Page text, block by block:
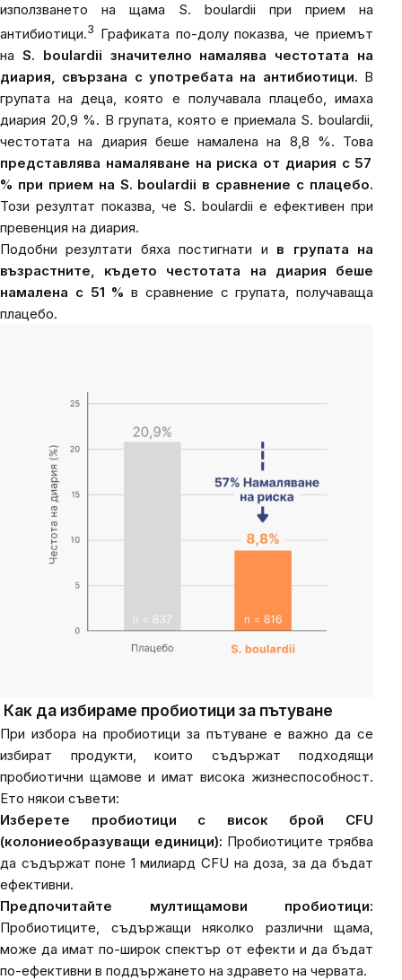
използването на щама S. boulardii при прием на
антибиотици.3 Графиката по-долу показва, че приемът
на S. boulardii значително намалява честотата на
диария, свързана с употребата на антибиотици. В
групата на деца, която е получавала плацебо, имаха
диария 20,9 %. В групата, която е приемала S. boulardii,
честотата на диария беше намалена на 8,8 %. Това
представлява намаляване на риска от диария с 57
% при прием на S. boulardii в сравнение с плацебо.
Този резултат показва, че S. boulardii е ефективен при
превенция на диария.
Подобни резултати бяха постигнати и в групата на
възрастните, където честотата на диария беше
намалена с 51 % в сравнение с групата, получаваща
плацебо.
Как да избираме пробиотици за пътуване
При избора на пробиотици за пътуване е важно да се
избират продукти, които съдържат подходящи
пробиотични щамове и имат висока жизнеспособност.
Ето някои съвети:
Изберете пробиотици с висок брой CFU
(колониеобразуващи единици): Пробиотиците трябва
да съдържат поне 1 милиард CFU на доза, за да бъдат
ефективни.
Предпочитайте мултищамови пробиотици:
Пробиотиците, съдържащи няколко различни щама,
може да имат по-широк спектър от ефекти и да бъдат
по-ефективни в поддържането на здравето на червата.